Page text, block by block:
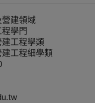
建領域
學門
工程學類
工程細學類